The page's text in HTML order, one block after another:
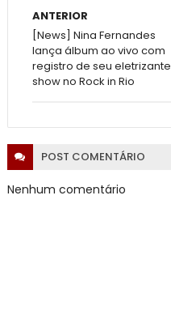
ANTERIOR
[News] Nina Fernandes
lança álbum ao vivo com
registro de seu eletrizante
show no Rock in Rio
POST COMENTÁRIO
Nenhum comentário